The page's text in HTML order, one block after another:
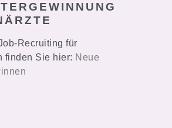
Recruiting für
finden Sie hier: Neue